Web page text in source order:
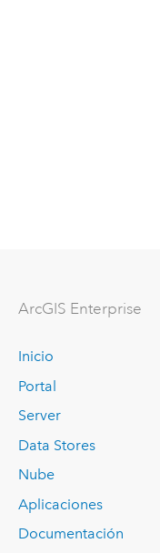
ArcGIS Enterprise
Inicio
Portal
Server
Data Stores
Nube
Aplicaciones
Documentación